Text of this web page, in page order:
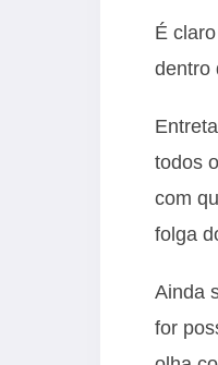
É
dentro
todos
com
folga
Ainda
for